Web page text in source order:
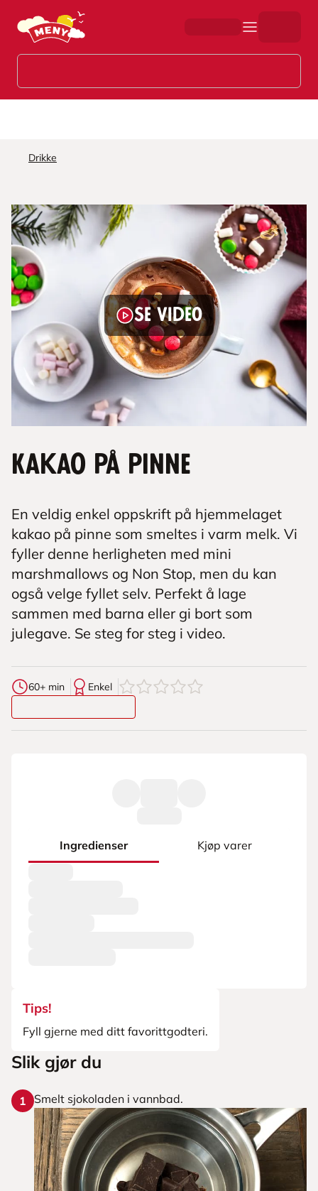
Hopp til hovedinnhold
Drikke
Kakao på pinne
En veldig enkel oppskrift på hjemmelaget
kakao på pinne som smeltes i varm melk. Vi
fyller denne herligheten med mini
marshmallows og Non Stop, men du kan
også velge fyllet selv. Perfekt å lage
sammen med barna eller gi bort som
julegave. Se steg for steg i video.
60+ min Enkel 0av5stjerner
Se video
Ingredienser Kjøp varer
Tips!
Fyll gjerne med ditt favorittgodteri.
Slik gjør du
1 Smelt sjokoladen i vannbad.